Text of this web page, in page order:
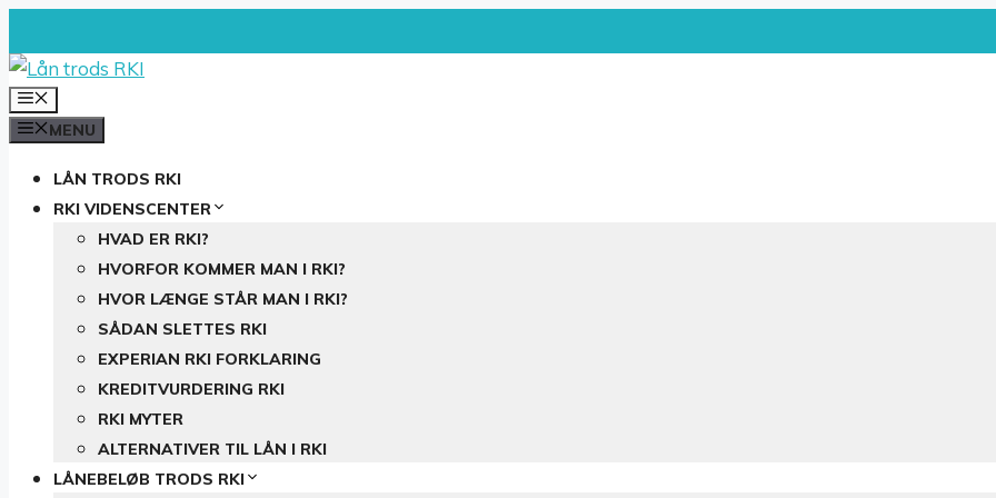
til
indhold
MENU
LÅN TRODS RKI
RKI VIDENSCENTER
HVAD ER RKI?
HVORFOR KOMMER MAN I RKI?
HVOR LÆNGE STÅR MAN I RKI?
SÅDAN SLETTES RKI
EXPERIAN RKI FORKLARING
KREDITVURDERING RKI
RKI MYTER
ALTERNATIVER TIL LÅN I RKI
LÅNEBELØB TRODS RKI